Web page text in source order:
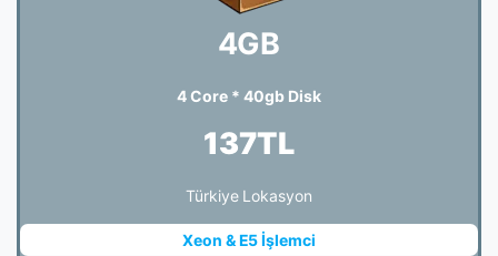
4GB
4 Core * 40gb Disk
137TL
Türkiye Lokasyon
Xeon & E5 İşlemci